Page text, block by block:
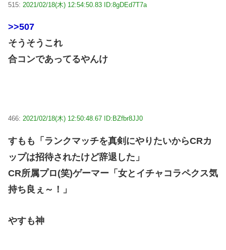
515: 2021/02/18(木) 12:54:50.83 ID:8gDEd7T7a
>>507
そうそうこれ
合コンであってるやんけ
466: 2021/02/18(木) 12:50:48.67 ID:BZfbr8JJ0
すもも「ランクマッチを真剣にやりたいからCRカ
ップは招待されたけど辞退した」
CR所属プロ(笑)ゲーマー「女とイチャコラペクス気
持ち良ぇ～！」
やすも神